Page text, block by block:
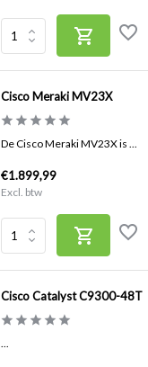
Cisco Meraki MV23X
De Cisco Meraki MV23X is ...
€1.899,99
Excl. btw
Cisco Catalyst C9300-48T
...